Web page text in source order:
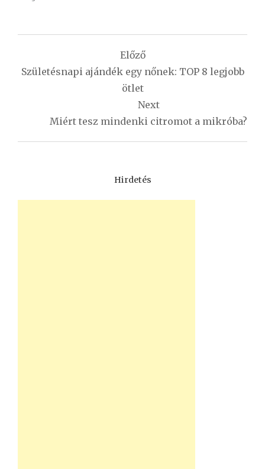
navigáció
Előző
Születésnapi ajándék egy nőnek: TOP 8 legjobb
ötlet
Next
Miért tesz mindenki citromot a mikróba?
Hirdetés